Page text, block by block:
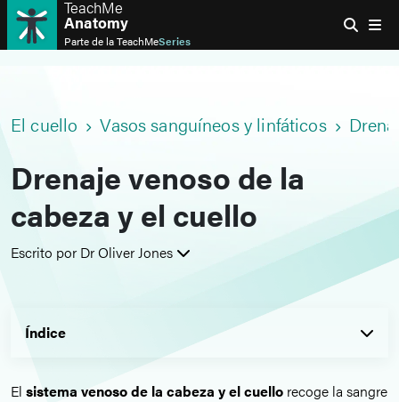
TeachMe
Anatomy
Parte de laTeachMeSeries
El cuello Vasos sanguíneos y linfáticos
Drenaje venoso de la
cabeza y el cuello
Escrito por Dr Oliver Jones
Índice
El sistema venoso de la cabeza y el cuello recoge la sangre